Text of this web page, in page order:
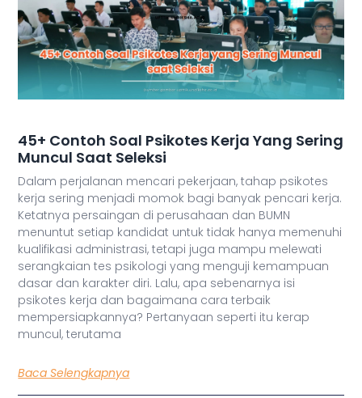
45+ Contoh Soal Psikotes Kerja Yang Sering
Muncul Saat Seleksi
Dalam perjalanan mencari pekerjaan, tahap psikotes
kerja sering menjadi momok bagi banyak pencari kerja.
Ketatnya persaingan di perusahaan dan BUMN
menuntut setiap kandidat untuk tidak hanya memenuhi
kualifikasi administrasi, tetapi juga mampu melewati
serangkaian tes psikologi yang menguji kemampuan
dasar dan karakter diri. Lalu, apa sebenarnya isi
psikotes kerja dan bagaimana cara terbaik
mempersiapkannya? Pertanyaan seperti itu kerap
muncul, terutama
Baca Selengkapnya